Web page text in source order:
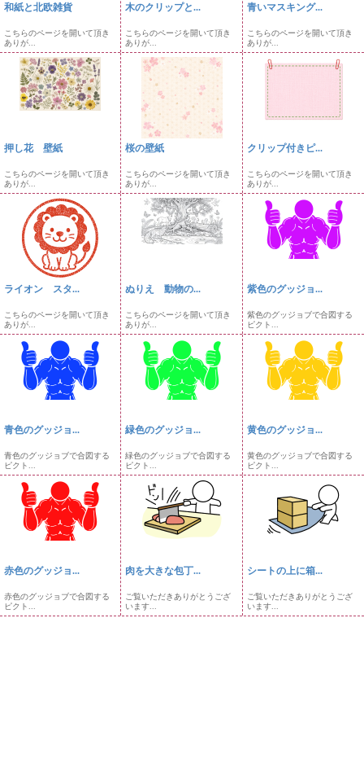
和紙と北欧雑貨
こちらのページを開いて頂き
ありが...
木のクリップと...
こちらのページを開いて頂き
ありが...
青いマスキング...
こちらのページを開いて頂き
ありが...
押し花 壁紙
こちらのページを開いて頂き
ありが...
桜の壁紙
こちらのページを開いて頂き
ありが...
クリップ付きピ...
こちらのページを開いて頂き
ありが...
ライオン スタ...
こちらのページを開いて頂き
ありが...
ぬりえ 動物の...
こちらのページを開いて頂き
ありが...
紫色のグッジョ...
紫色のグッジョブで合図する
ピクト...
青色のグッジョ...
青色のグッジョブで合図する
ピクト...
緑色のグッジョ...
緑色のグッジョブで合図する
ピクト...
黄色のグッジョ...
黄色のグッジョブで合図する
ピクト...
赤色のグッジョ...
赤色のグッジョブで合図する
ピクト...
肉を大きな包丁...
ご覧いただきありがとうござ
います...
シートの上に箱...
ご覧いただきありがとうござ
います...